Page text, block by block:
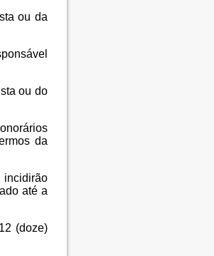
ou da
ou do
da
incidirão
até a
(doze)